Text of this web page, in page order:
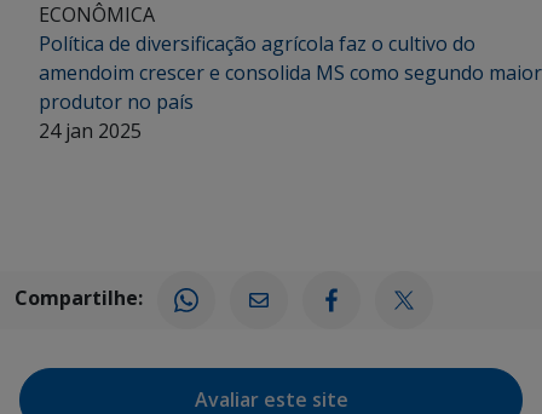
ECONÔMICA
Política de diversificação agrícola faz o cultivo do
amendoim crescer e consolida MS como segundo maior
produtor no país
24 jan 2025
Compartilhe:
Avaliar este site